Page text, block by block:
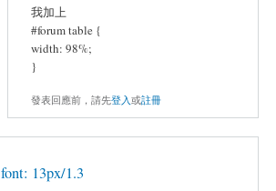
我加上
#forum table {
width: 98%;
}
發表回應前，請先登入或註冊
font: 13px/1.3